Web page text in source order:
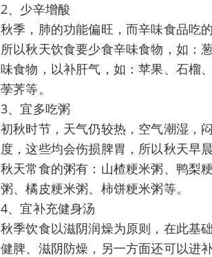
2、少辛增酸
秋季，肺的功能偏旺，而辛味食品吃
所以秋天饮食要少食辛味食物，如：
味食物，以补肝气，如：苹果、石榴
荸荠等。
3、宜多吃粥
初秋时节，天气仍较热，空气潮湿，
度，这些均会伤损脾胃，所以秋天早
秋天常食的粥有：山楂粳米粥、鸭梨
粥、橘皮粳米粥、柿饼粳米粥等。
4、宜补充健身汤
秋季饮食以滋阴润燥为原则，在此基
健脾、滋阴防燥，另一方面还可以进